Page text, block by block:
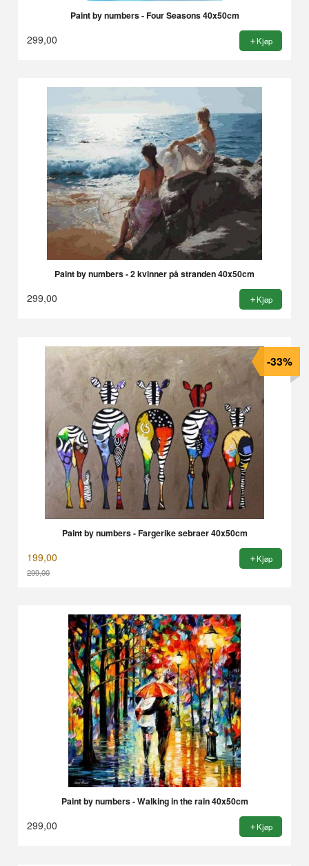
Paint by numbers - Four Seasons 40x50cm
299,00 Kjøp
Paint by numbers - 2 kvinner på stranden 40x50cm
299,00 Kjøp
Paint by numbers - Fargerike sebraer 40x50cm
199,00
299,00
-33%
Kjøp
Paint by numbers - Walking in the rain 40x50cm
299,00 Kjøp